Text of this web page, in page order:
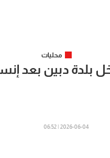
محليات
بلدة دبين بعد
2026-06-04 | 06:52